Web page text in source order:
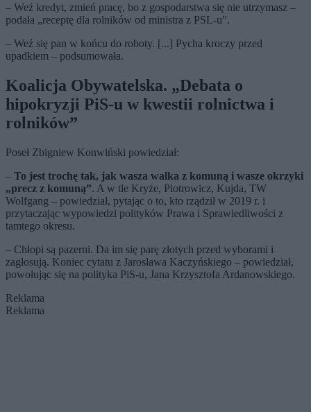
– Weź kredyt, zmień pracę, bo z gospodarstwa się nie utrzymasz –
podała „receptę dla rolników od ministra z PSL-u”.
– Weź się pan w końcu do roboty. [...] Pycha kroczy przed
upadkiem – podsumowała.
Koalicja Obywatelska. „Debata o
hipokryzji PiS-u w kwestii rolnictwa i
rolników”
Poseł Zbigniew Konwiński powiedział:
– To jest trochę tak, jak wasza walka z komuną i wasze okrzyki
„precz z komuną”. A w tle Kryże, Piotrowicz, Kujda, TW
Wolfgang – powiedział, pytając o to, kto rządził w 2019 r. i
przytaczając wypowiedzi polityków Prawa i Sprawiedliwości z
tamtego okresu.
– Chłopi są pazerni. Da im się parę złotych przed wyborami i
zagłosują. Koniec cytatu z Jarosława Kaczyńskiego – powiedział,
powołując się na polityka PiS-u, Jana Krzysztofa Ardanowskiego.
Reklama
Reklama